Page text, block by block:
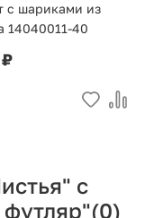
с шариками из
14040011-40
с
(0)